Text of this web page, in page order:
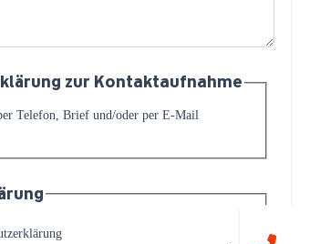
zur Kontaktaufnahme
Telefon, Brief und/oder per E-Mail